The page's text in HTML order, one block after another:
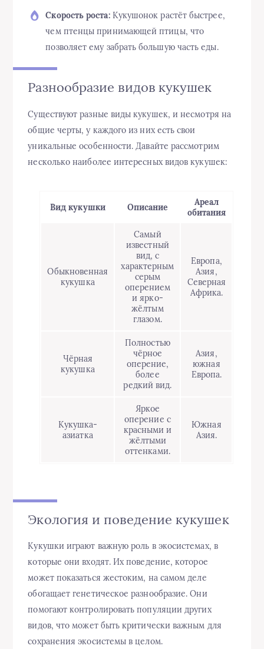
Скорость роста:Кукушонок растёт быстрее,
чем птенцы принимающей птицы, что
позволяет ему забрать большую часть еды.
Разнообразие видов кукушек
Существуют разные виды кукушек, и несмотря на
общие черты, у каждого из них есть свои
уникальные особенности. Давайте рассмотрим
несколько наиболее интересных видов кукушек:
Вид кукушки Описание
Ареал
обитания
Обыкновенная
кукушка
Самый
известный
вид, с
характерным
серым
оперением
и ярко-
жёлтым
глазом.
Европа,
Азия,
Северная
Африка.
Чёрная
кукушка
Полностью
чёрное
оперение,
более
редкий вид.
Азия,
южная
Европа.
Кукушка-
азиатка
Яркое
оперение с
красными и
жёлтыми
оттенками.
Южная
Азия.
Экология и поведение кукушек
Кукушки играют важную роль в экосистемах, в
которые они входят. Их поведение, которое
может показаться жестоким, на самом деле
обогащает генетическое разнообразие. Они
помогают контролировать популяции других
видов, что может быть критически важным для
сохранения экосистемы в целом.